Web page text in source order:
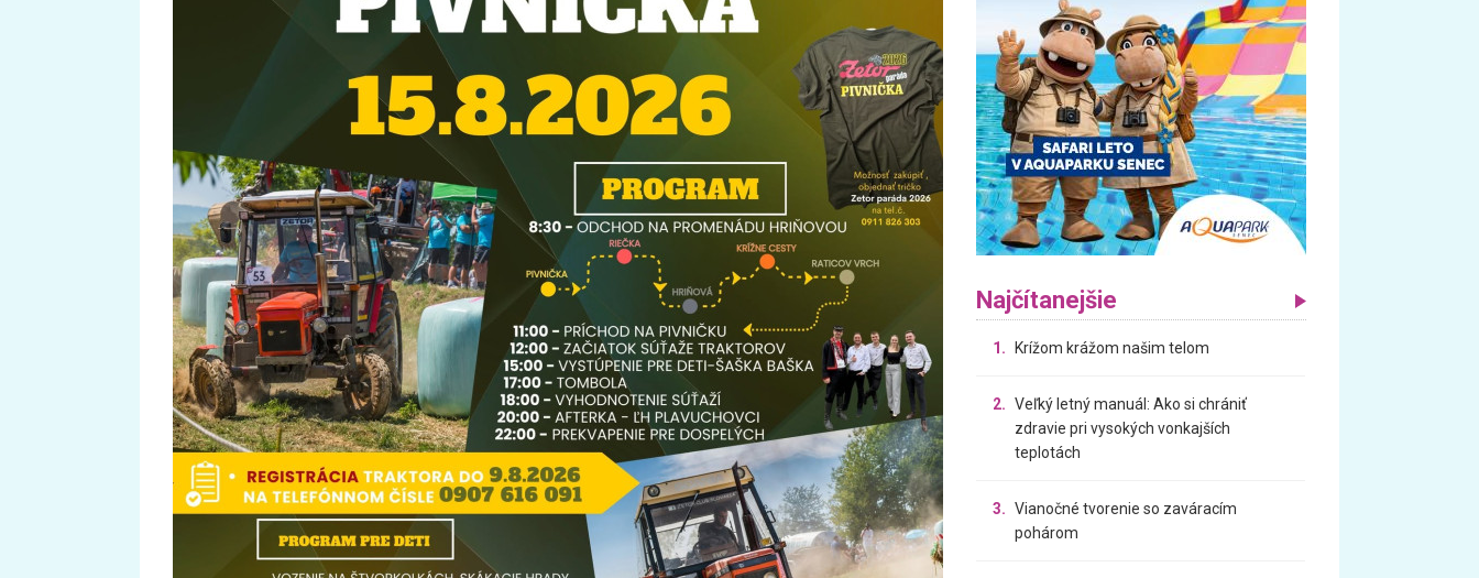
Najčítanejšie
1. Krížom krážom našim telom
2. Veľký letný manuál: Ako si chrániť
zdravie pri vysokých vonkajších
teplotách
3. Vianočné tvorenie so zaváracím
pohárom